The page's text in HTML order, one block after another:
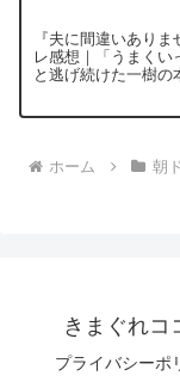
『夫に間違いあり
レ感想｜「うまくい
と逃げ続けた一樹の
ホーム 朝
きまぐれコ
プライバシーポ